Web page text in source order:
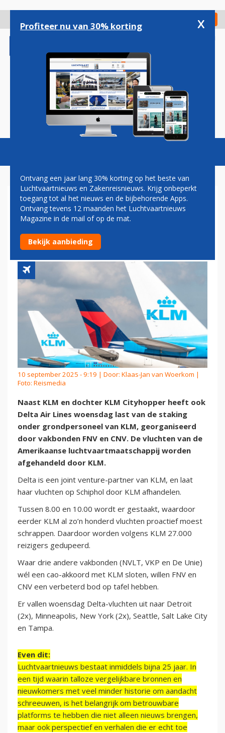
gaan
Check in
Magazine Podcasts Vacatures
OOK DELTA ANNULEERT
VLUCHTEN OP SCHIPHOL
DOOR STAKING BIJ KLM
10 september 2025 - 9:19 | Door: Klaas-Jan van Woerkom |
Foto: Reismedia
Naast KLM en dochter KLM Cityhopper heeft ook
Delta Air Lines woensdag last van de staking
onder grondpersoneel van KLM, georganiseerd
door vakbonden FNV en CNV. De vluchten van de
Amerikaanse luchtvaartmaatschappij worden
afgehandeld door KLM.
Delta is een joint venture-partner van KLM, en laat
haar vluchten op Schiphol door KLM afhandelen.
Tussen 8.00 en 10.00 wordt er gestaakt, waardoor
eerder KLM al zo’n honderd vluchten proactief moest
schrappen. Daardoor worden volgens KLM 27.000
reizigers gedupeerd.
Waar drie andere vakbonden (NVLT, VKP en De Unie)
wél een cao-akkoord met KLM sloten, willen FNV en
CNV een verbeterd bod op tafel hebben.
Er vallen woensdag Delta-vluchten uit naar Detroit
(2x), Minneapolis, New York (2x), Seattle, Salt Lake City
en Tampa.
Even dit:
Luchtvaartnieuws bestaat inmiddels bijna 25 jaar. In
een tijd waarin talloze vergelijkbare bronnen en
nieuwkomers met veel minder historie om aandacht
schreeuwen, is het belangrijk om betrouwbare
platforms te hebben die niet alleen nieuws brengen,
maar ook perspectief en verhalen die er echt toe
Profiteer nu van 30% korting x
Ontvang een jaar lang 30% korting op het beste van
Luchtvaartnieuws en Zakenreisnieuws. Krijg onbeperkt
toegang tot al het nieuws en de bijbehorende Apps.
Ontvang tevens 12 maanden het Luchtvaartnieuws
Magazine in de mail of op de mat.
Bekijk aanbieding